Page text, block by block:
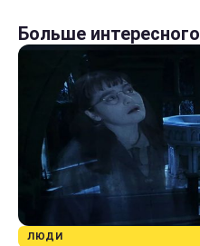
Больше интересного
ЛЮДИ